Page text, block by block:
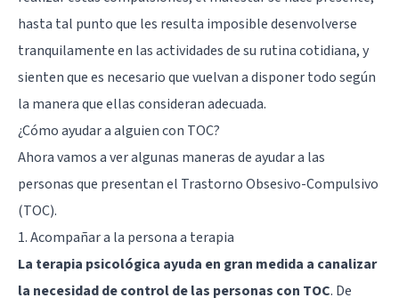
hasta tal punto que les resulta imposible desenvolverse
tranquilamente en las actividades de su rutina cotidiana, y
sienten que es necesario que vuelvan a disponer todo según
la manera que ellas consideran adecuada.
¿Cómo ayudar a alguien con TOC?
Ahora vamos a ver algunas maneras de ayudar a las
personas que presentan el Trastorno Obsesivo-Compulsivo
(TOC).
1. Acompañar a la persona a terapia
La terapia psicológica ayuda en gran medida a canalizar
la necesidad de control de las personas con TOC. De